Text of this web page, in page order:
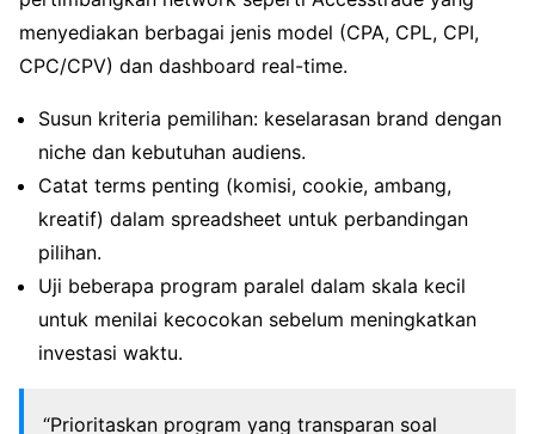
menyediakan berbagai jenis model (CPA, CPL, CPI,
CPC/CPV) dan dashboard real-time.
Susun kriteria pemilihan: keselarasan brand dengan
niche dan kebutuhan audiens.
Catat terms penting (komisi, cookie, ambang,
kreatif) dalam spreadsheet untuk perbandingan
pilihan.
Uji beberapa program paralel dalam skala kecil
untuk menilai kecocokan sebelum meningkatkan
investasi waktu.
“Prioritaskan program yang transparan soal